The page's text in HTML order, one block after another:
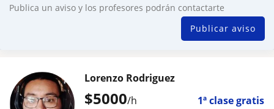
Publica un aviso y los profesores podrán contactarte
Publicar aviso
$5000/h 1ª clase gratis
Lorenzo Rodriguez